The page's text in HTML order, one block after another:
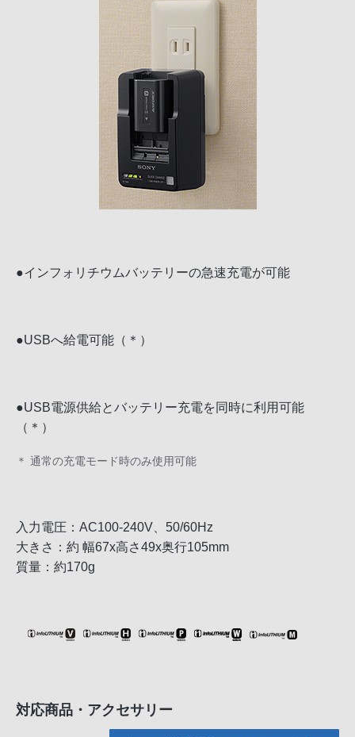
●インフォリチウムバッテリーの急速充電が可能
●USBへ給電可能（＊）
●USB電源供給とバッテリー充電を同時に利用可能
（＊）
＊ 通常の充電モード時のみ使用可能
入力電圧：AC100-240V、50/60Hz
大きさ：約 幅67x高さ49x奥行105mm
質量：約170g
対応商品・アクセサリー